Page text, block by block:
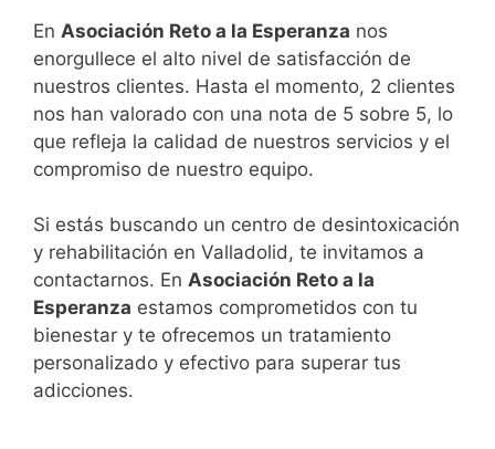
En Asociación Reto a la Esperanza nos
enorgullece el alto nivel de satisfacción de
nuestros clientes. Hasta el momento, 2 clientes
nos han valorado con una nota de 5 sobre 5, lo
que refleja la calidad de nuestros servicios y el
compromiso de nuestro equipo.
Si estás buscando un centro de desintoxicación
y rehabilitación en Valladolid, te invitamos a
contactarnos. En Asociación Reto a la
Esperanza estamos comprometidos con tu
bienestar y te ofrecemos un tratamiento
personalizado y efectivo para superar tus
adicciones.